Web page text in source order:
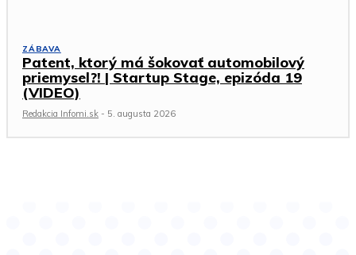
ZÁBAVA
Patent, ktorý má šokovať automobilový
priemysel?! | Startup Stage, epizóda 19
(VIDEO)
Redakcia Infomi.sk - 5. augusta 2026